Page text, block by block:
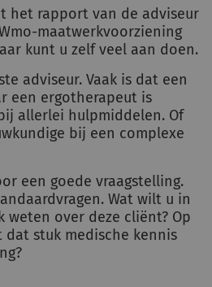
het rapport van de adviseur
maatwerkvoorziening
kunt u zelf veel aan doen.
adviseur. Vaak is dat een
een ergotherapeut is
allerlei hulpmiddelen. Of
bij een complexe
een goede vraagstelling.
Wat wilt u in
weten over deze cliënt? Op
stuk medische kennis